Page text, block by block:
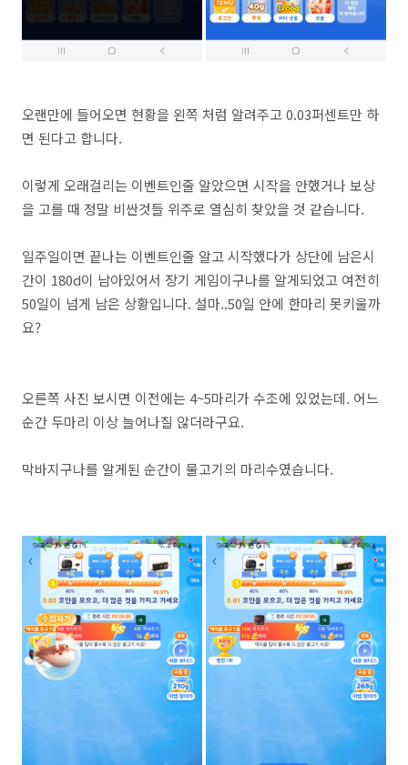
오랜만에 들어오면 현황을 왼쪽 처럼 알려주고 0.03퍼센트만 하
면 된다고 합니다.
이렇게 오래걸리는 이벤트인줄 알았으면 시작을 안했거나 보상
을 고를 때 정말 비싼것들 위주로 열심히 찾았을 것 같습니다.
일주일이면 끝나는 이벤트인줄 알고 시작했다가 상단에 남은시
간이 180d이 남아있어서 장기 게임이구나를 알게되었고 여전히
50일이 넘게 남은 상황입니다. 설마..50일 안에 한마리 못키울까
요?
오른쪽 사진 보시면 이전에는 4~5마리가 수조에 있었는데. 어느
순간 두마리 이상 늘어나질 않더라구요.
막바지구나를 알게된 순간이 물고기의 마리수였습니다.